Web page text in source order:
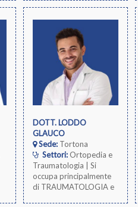
DOTT. LODDO
GLAUCO
Sede:Tortona
Settori:Ortopedia e
Traumatologia | Si
occupa principalmente
di TRAUMATOLOGIA e